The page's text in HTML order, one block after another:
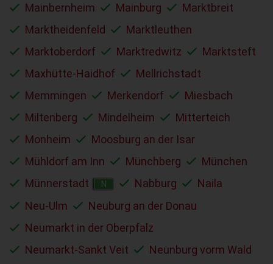
Mainbernheim Mainburg
Marktbreit
Marktheidenfeld
Marktleuthen
Marktoberdorf
Marktredwitz
Marktsteft
Maxhütte-Haidhof
Mellrichstadt
Memmingen
Merkendorf
Miesbach
Miltenberg
Mindelheim
Mitterteich
Monheim
Moosburg an der Isar
Mühldorf am Inn
Münchberg
München
Münnerstadt
N Nabburg
Naila
Neu-Ulm
Neuburg an der Donau
Neumarkt in der Oberpfalz
Neumarkt-Sankt Veit
Neunburg vorm Wald